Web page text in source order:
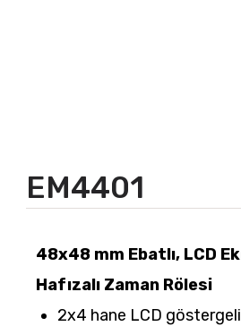
EM4401
48x48 mm Ebatlı, LCD
Hafızalı Zaman Rölesi
2x4 hane LCD göstergeli